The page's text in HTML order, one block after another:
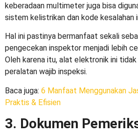
keberadaan multimeter juga bisa
sistem kelistrikan dan kode kesalahan
Hal ini pastinya bermanfaat sekali
pengecekan inspektor menjadi lebih
Oleh karena itu, alat elektronik ini
peralatan wajib inspeksi.
Baca juga: 6 Manfaat Menggunakan
Praktis & Efisien
3. Dokumen